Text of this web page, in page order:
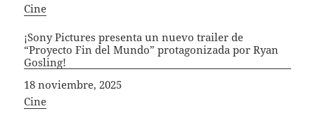
In relation to
Cine
¡Sony Pictures presenta un nuevo trailer de
“Proyecto Fin del Mundo” protagonizada por Ryan
Gosling!
Fecha
18 noviembre, 2025
In relation to
Cine